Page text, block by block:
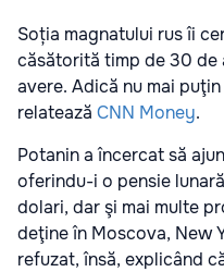
Soția magnatului rus îi
căsătorită timp de 30 de
avere. Adică nu mai
relatează CNN Money.
Potanin a încercat să
oferindu-i o pensie
dolari, dar şi mai multe
deţine în Moscova, New
refuzat, însă, explicând